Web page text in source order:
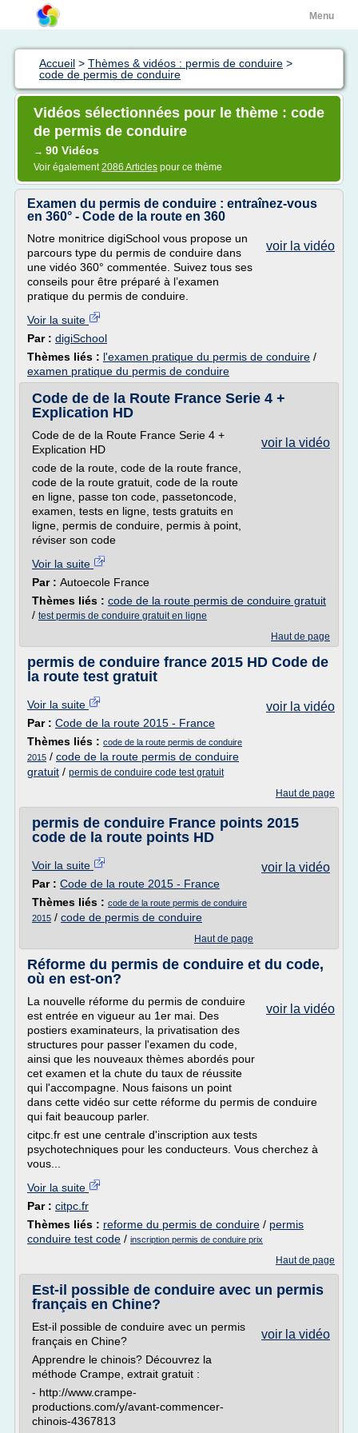
Menu
Accueil > Thèmes & vidéos : permis de conduire >
code de permis de conduire
Vidéos sélectionnées pour le thème : code
de permis de conduire
→ 90 Vidéos
Voir également2086 Articles pour ce thème
Examen du permis de conduire : entraînez-vous
en 360° - Code de la route en 360
voir la vidéo
Notre monitrice digiSchool vous propose un
parcours type du permis de conduire dans
une vidéo 360° commentée. Suivez tous ses
conseils pour être préparé à l’examen
pratique du permis de conduire.
Voir la suite
Par : digiSchool
Thèmes liés : l'examen pratique du permis de conduire /
examen pratique du permis de conduire
Code de de la Route France Serie 4 +
Explication HD
voir la vidéo
Code de de la Route France Serie 4 +
Explication HD
code de la route, code de la route france,
code de la route gratuit, code de la route
en ligne, passe ton code, passetoncode,
examen, tests en ligne, tests gratuits en
ligne, permis de conduire, permis à point,
réviser son code
Voir la suite
Par : Autoecole France
Thèmes liés : code de la route permis de conduire gratuit
/ test permis de conduire gratuit en ligne
Haut de page
permis de conduire france 2015 HD Code de
la route test gratuit
voir la vidéo
Voir la suite
Par : Code de la route 2015 - France
Thèmes liés : code de la route permis de conduire
2015 / code de la route permis de conduire
gratuit / permis de conduire code test gratuit
Haut de page
permis de conduire France points 2015
code de la route points HD
voir la vidéo
Voir la suite
Par : Code de la route 2015 - France
Thèmes liés : code de la route permis de conduire
2015 / code de permis de conduire
Haut de page
Réforme du permis de conduire et du code,
où en est-on?
voir la vidéo
La nouvelle réforme du permis de conduire
est entrée en vigueur au 1er mai. Des
postiers examinateurs, la privatisation des
structures pour passer l'examen du code,
ainsi que les nouveaux thèmes abordés pour
cet examen et la chute du taux de réussite
qui l'accompagne. Nous faisons un point
dans cette vidéo sur cette réforme du permis de conduire
qui fait beaucoup parler.
citpc.fr est une centrale d'inscription aux tests
psychotechniques pour les conducteurs. Vous cherchez à
vous...
Voir la suite
Par : citpc.fr
Thèmes liés : reforme du permis de conduire / permis
conduire test code / inscription permis de conduire prix
Haut de page
Est-il possible de conduire avec un permis
français en Chine?
voir la vidéo
Est-il possible de conduire avec un permis
français en Chine?
Apprendre le chinois? Découvrez la
méthode Crampe, extrait gratuit :
- http://www.crampe-
productions.com/y/avant-commencer-
chinois-4367813